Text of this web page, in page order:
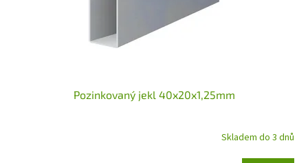
Pozinkovaný jekl 40x20x1,25mm
Skladem do 3 dnů